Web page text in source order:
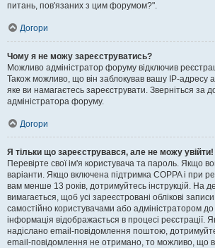
питань, пов'язаних з цим форумом?".
Догори
Чому я не можу зареєструватись?
Можливо адміністратор форуму відключив
Також можливо, що він заблокував вашу IP-адресу
яке ви намагаєтесь зареєструвати. Зверніться за
адміністратора форуму.
Догори
Я тільки що зареєструвався, але не можу увійти!
Перевірте свої ім'я користувача та пароль. Якщо
варіанти. Якщо включена підтримка COPPA і при
вам менше 13 років, дотримуйтесь інструкцій. На
вимагається, щоб усі зареєстровані облікові
самостійно користувачами або адміністратором
інформація відображається в процесі реєстрації.
надіслано email-повідомлення поштою,
email-повідомлення не отримано, то можливо, що